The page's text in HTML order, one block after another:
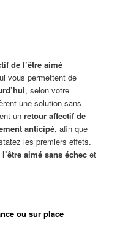
de l’être aimé
vous permettent de
, selon votre
une solution sans
unretouraffectif de
anticipé, afin que
les premiers effets.
aimé sans échec et
ou sur place